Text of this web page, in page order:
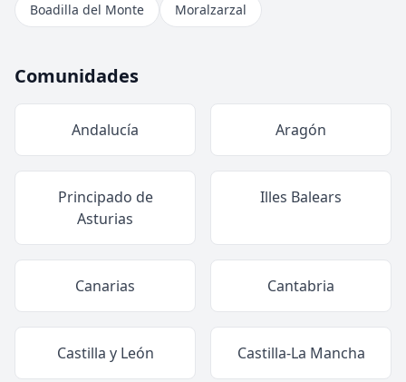
Boadilla del Monte
Moralzarzal
Comunidades
Andalucía Aragón
Principado de
Asturias
Illes Balears
Canarias Cantabria
Castilla y León Castilla-La Mancha